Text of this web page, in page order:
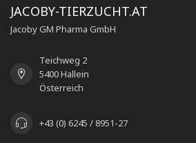
JACOBY-TIERZUCHT.AT
Jacoby GM Pharma GmbH
Teichweg 2
5400 Hallein
Österreich
+43 (0) 6245 / 8951-27